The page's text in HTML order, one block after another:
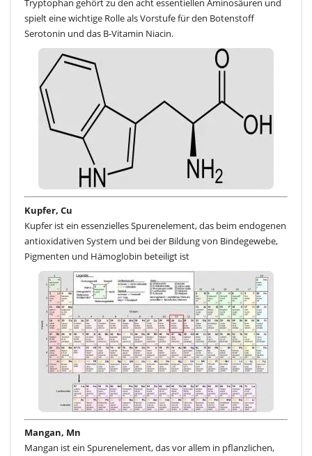
Tryptophan gehört zu den acht essentiellen Aminosäuren und
spielt eine wichtige Rolle als Vorstufe für den Botenstoff
Serotonin und das B-Vitamin Niacin.
Kupfer, Cu
Kupfer ist ein essenzielles Spurenelement, das beim endogenen
antioxidativen System und bei der Bildung von Bindegewebe,
Pigmenten und Hämoglobin beteiligt ist
Mangan, Mn
Mangan ist ein Spurenelement, das vor allem in pflanzlichen,